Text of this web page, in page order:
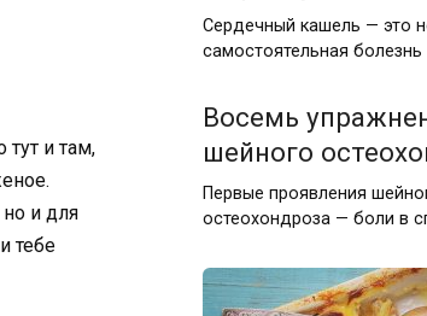
и там,
и для
тебе
Сердечный кашель — это
самостоятельная болезнь
Восемь
шейного
Первые проявления
остеохондроза — боли в